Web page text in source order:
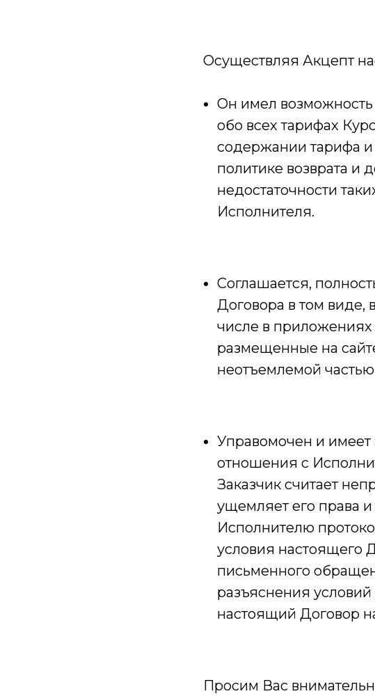
Осуществляя Акцепт
Он имел
обо всех тарифах
содержании тарифа и
политике возврата и
недостаточности
Исполнителя.
Соглашается,
Договора в том виде,
числе в
размещенные на
неотъемлемой
Управомочен и имеет
отношения с
Заказчик считает
ущемляет его права
Исполнителю
условия настоящего
письменного
разъяснения
настоящий Договор
Просим Вас